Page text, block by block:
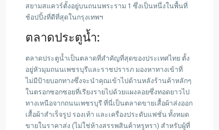
สยามสแควร์ตั้งอยู่บนถนนพระราม 1 ซึ่งเป็นหนึ่งในพื้นที่
ช้อปปิ้งที่ดีที่สุดในกรุงเทพฯ
ตลาดประตูน้ำ:
ตลาดประตูน้ำเป็นตลาดที่สำคัญที่สุดของประเทศไทย ตั้ง
อยู่หัวมุมถนนเพชรบุรีและราชปรารภ มองหาทางเข้าที่
ไม่มีป้ายบอกทางซึ่งจะนำคุณเข้าไปด้านหลังร้านค้าหลักๆ
ในตรอกซอกซอยที่เรียงรายไปด้วยแผงลอยซึ่งทอดยาวไป
ทางเหนือจากถนนเพชรบุรี ที่นี่เป็นตลาดขายเสื้อผ้าส่งออก
เสื้อผ้าสำเร็จรูป รองเท้า และเครื่องประดับแฟชั่น ทั้งหมด
ขายในราคาส่ง (ไม่ใช่ห้างสรรพสินค้าหรูหรา) สำหรับผู้ที่